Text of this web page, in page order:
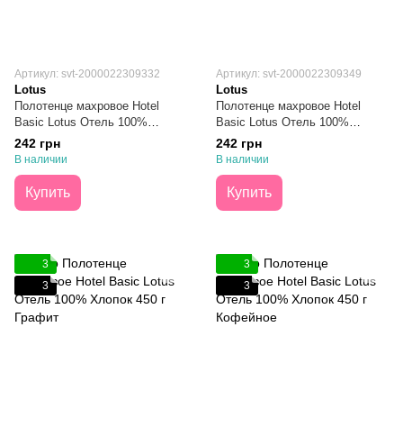
Артикул: svt-2000022309332
Lotus
Полотенце махровое Hotel
Basic Lotus Отель 100%
Хлопок 450 г Оранжевое 50х90
242 грн
В наличии
Купить
Артикул: svt-2000022309349
Lotus
Полотенце махровое Hotel
Basic Lotus Отель 100%
Хлопок 450 г Голубое 50х90
242 грн
В наличии
Купить
3
3
3
3